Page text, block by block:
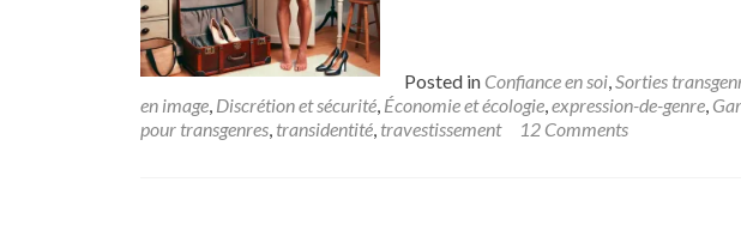
Posted in Confiance en soi,Sorties
en image, Discrétion et sécurité, Économie et écologie,expression-de-genre,
pour transgenres, transidentité, travestissement 12 Comments